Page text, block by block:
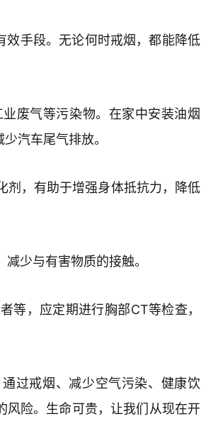
效手段。无论何时戒烟，都能降低
废气等污染物。在家中安装油烟
汽车尾气排放。
剂，有助于增强身体抵抗力，降低
少与有害物质的接触。
等，应定期进行胸部CT等检查，
过戒烟、减少空气污染、健康饮
风险。生命可贵，让我们从现在开